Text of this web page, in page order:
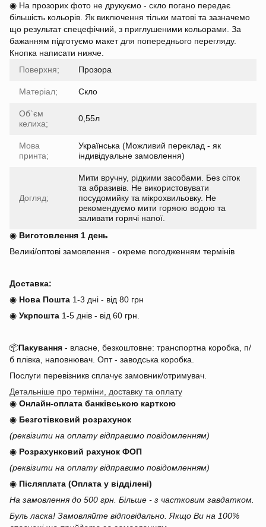
◉ На прозорих фото не друкуємо - скло погано передає
більшість кольорів. Як виключення тільки матові та зазначемо
що результат спецефічний, з приглушеними кольорами. За
бажанням підготуємо макет для попереднього перегляду.
Кнопка написати нижче.
Поверхня;
Прозора
Матеріал; Скло
Об`єм
келиха;
0,55л
Мова
принта;
Українська (Можливий переклад - як
індивідуальне замовлення)
Догляд;
Мити вручну, рідкими засобами. Без сіток
та абразивів. Не використовувати
посудомийку та мікрохвильовку. Не
рекомендуємо мити горяою водою та
заливати горячі напої.
◉ Виготовлення 1 день
Великі/оптові замовлення - окреме погодженням термінів
Доставка:
◉ Нова Пошта 1-3 дні - від 80 грн
◉ Укрпошта 1-5 днів - від 60 грн.
📦Пакування - власне, безкоштовне: транспортна коробка, п/
б плівка, наповнювач. Опт - заводська коробка.
Послуги перевізникв сплачує замовник/отримувач.
Детальніше про терміни, доставку та оплату
◉ Онлайн-оплата банківською карткою
◉ Безготівковий розрахунок
(реквізити на оплату відправимо повідомленням)
◉ Розрахунковий рахунок ФОП
(реквізити на оплату відправимо повідомленням)
◉ Післяплата (Оплата у відділені)
На замовлення до 500 грн. Більше - з частковим завдатком.
Буль ласка! Замовляйте відповідально. Якщо Ви на 100%